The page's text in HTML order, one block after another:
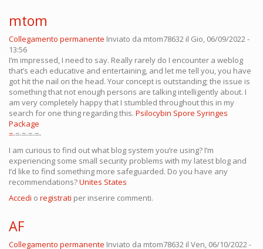
mtom
Collegamento permanente Inviato da mtom78632 il Gio, 06/09/2022 -
13:56
I’m impressed, I need to say. Really rarely do I encounter a weblog
that’s each educative and entertaining, and let me tell you, you have
got hit the nail on the head. Your concept is outstanding; the issue is
something that not enough persons are talking intelligently about. I
am very completely happy that I stumbled throughout this in my
search for one thing regarding this. Psilocybin Spore Syringes
Package
=-=-=-=-=-
I am curious to find out what blog system you’re using? I’m
experiencing some small security problems with my latest blog and
I’d like to find something more safeguarded. Do you have any
recommendations?Unites States
Accedi o registrati per inserire commenti.
AF
Collegamento permanente Inviato da mtom78632 il Ven, 06/10/2022 -